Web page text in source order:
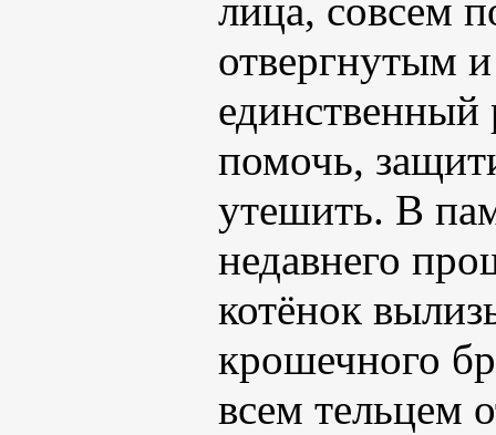
лица, совсем
отвергнутым
единственный
помочь,
утешить. В
недавнего
котёнок
крошечного
всем тельцем